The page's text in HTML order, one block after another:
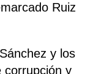
Ruiz
y los
corrupción y